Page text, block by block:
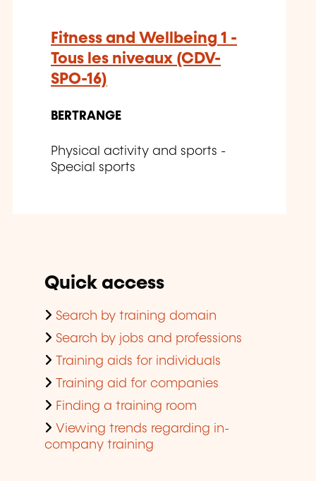
Fitness and Wellbeing 1 -
Tous les niveaux (CDV-
SPO-16)
BERTRANGE
Physical activity and sports -
Special sports
Quick access
Search by training domain
Search by jobs and professions
Training aids for individuals
Training aid for companies
Finding a training room
Viewing trends regarding in-
company training